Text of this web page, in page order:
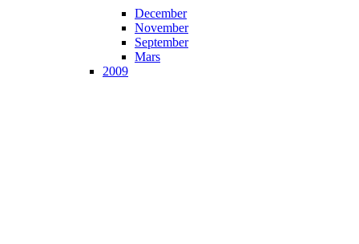
December
November
September
Mars
2009